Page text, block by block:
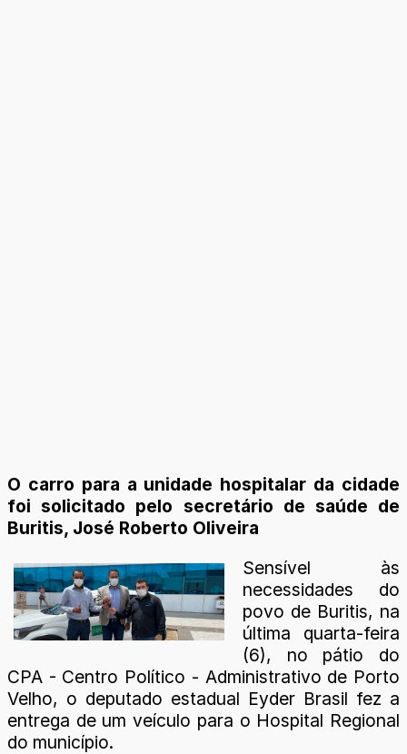
O carro para a unidade hospitalar da cidade
foi solicitado pelo secretário de saúde de
Buritis, José Roberto Oliveira
Sensível às
necessidades do
povo de Buritis, na
última quarta-feira
(6), no pátio do
CPA - Centro Político - Administrativo de Porto
Velho, o deputado estadual Eyder Brasil fez a
entrega de um veículo para o Hospital Regional
do município.